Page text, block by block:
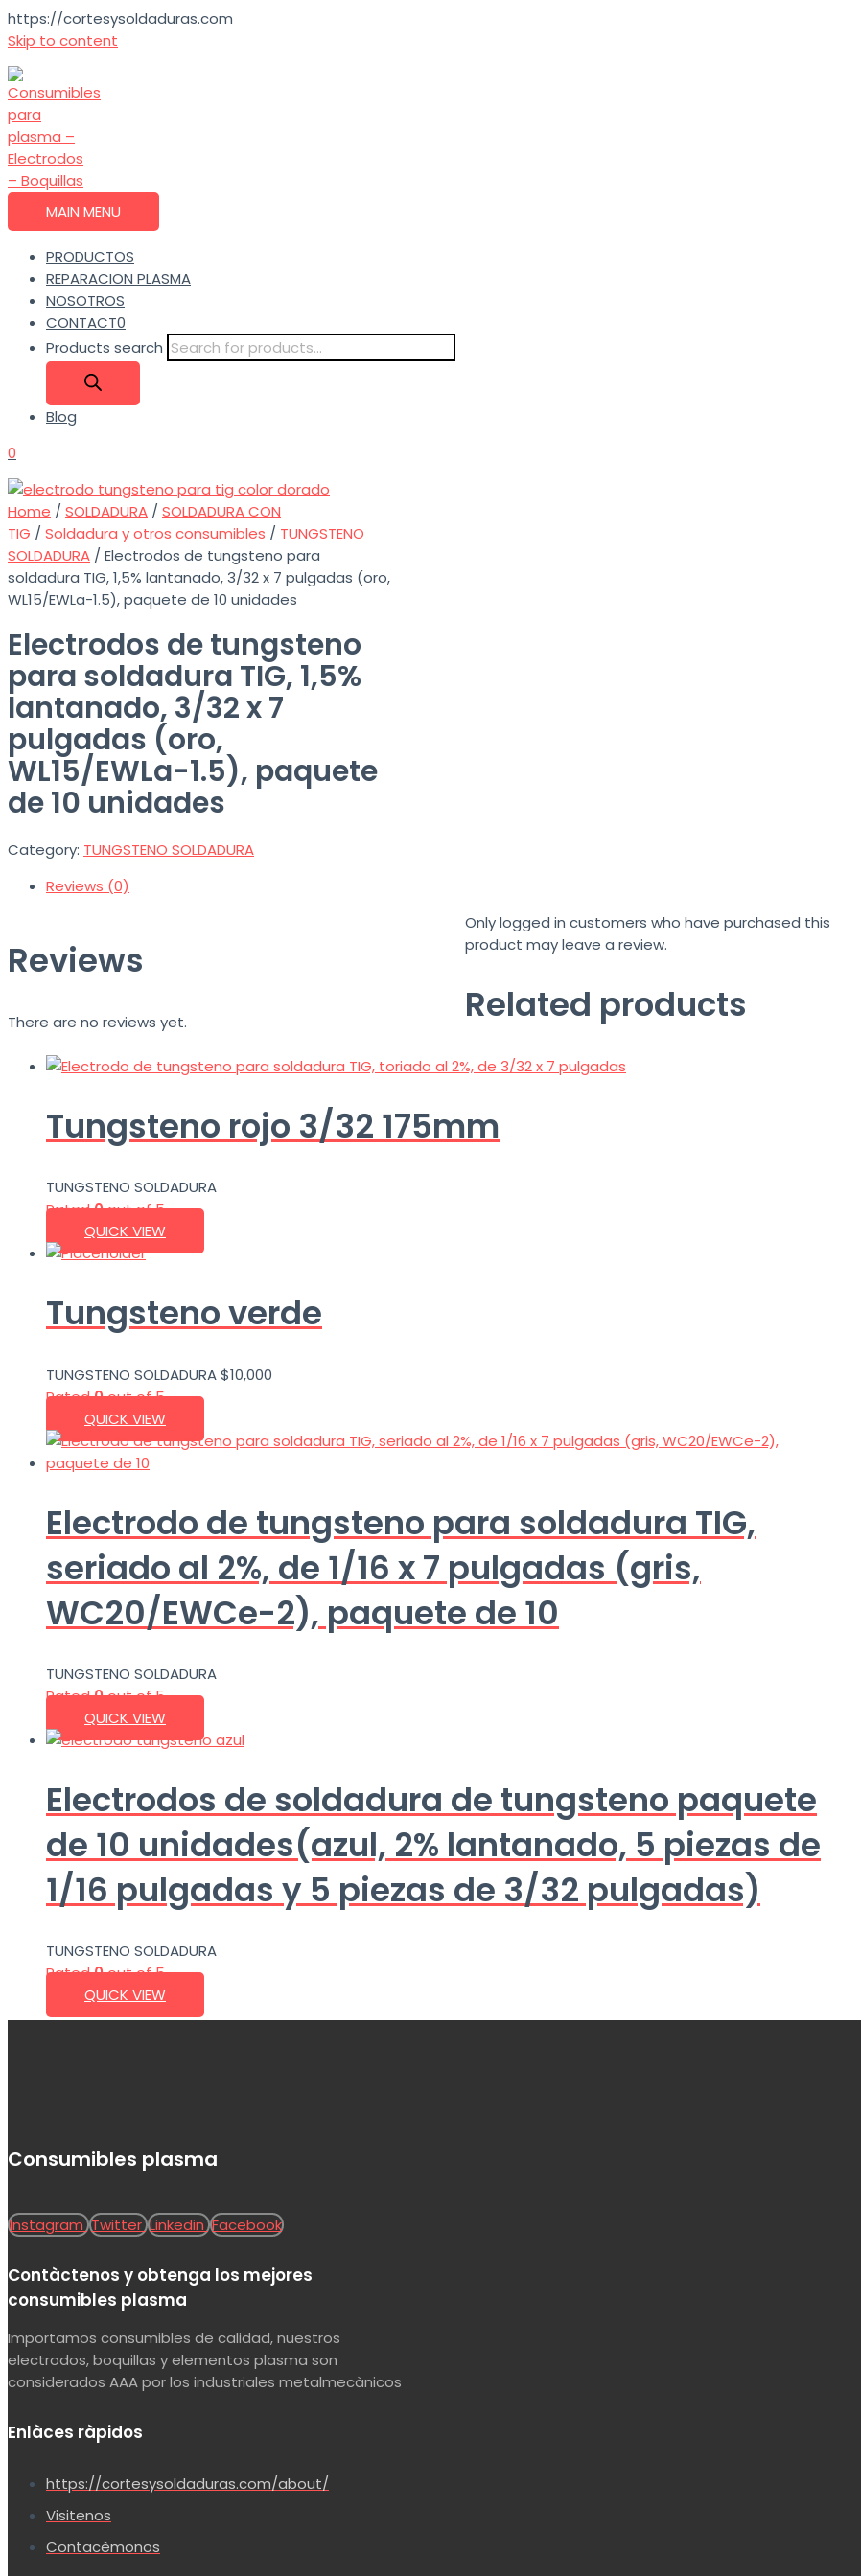
https://cortesysoldaduras.com
Skip to content
MAIN MENU
PRODUCTOS
REPARACION PLASMA
NOSOTROS
CONTACT0
Products search
Blog
0
Home / SOLDADURA / SOLDADURA CON
TIG / Soldadura y otros consumibles / TUNGSTENO
SOLDADURA / Electrodos de tungsteno para
soldadura TIG, 1,5% lantanado, 3/32 x 7 pulgadas (oro,
WL15/EWLa-1.5), paquete de 10 unidades
Electrodos de tungsteno
para soldadura TIG, 1,5%
lantanado, 3/32 x 7
pulgadas (oro,
WL15/EWLa-1.5), paquete
de 10 unidades
Category: TUNGSTENO SOLDADURA
Reviews (0)
Reviews
There are no reviews yet.
Only logged in customers who have purchased this
product may leave a review.
Related products
Tungsteno rojo 3/32 175mm
TUNGSTENO SOLDADURA
Rated0out of 5
QUICK VIEW
Tungsteno verde
TUNGSTENO SOLDADURA$10,000
Rated0out of 5
QUICK VIEW
Electrodo de tungsteno para soldadura TIG,
seriado al 2%, de 1/16 x 7 pulgadas (gris,
WC20/EWCe-2), paquete de 10
TUNGSTENO SOLDADURA
Rated0out of 5
QUICK VIEW
Electrodos de soldadura de tungsteno paquete
de 10 unidades(azul, 2% lantanado, 5 piezas de
1/16 pulgadas y 5 piezas de 3/32 pulgadas)
TUNGSTENO SOLDADURA
Rated0out of 5
QUICK VIEW
Consumibles plasma
Instagram Twitter Linkedin Facebook
Contàctenos y obtenga los mejores
consumibles plasma
Importamos consumibles de calidad, nuestros
electrodos, boquillas y elementos plasma son
considerados AAA por los industriales metalmecànicos
Enlàces ràpidos
https://cortesysoldaduras.com/about/
Visitenos
Contacèmonos